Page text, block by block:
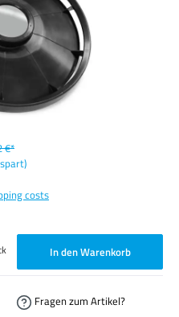
€*
costs
benutze die Schaltflächen um die Anzahl zu
In den Warenkorb
Fragen zum Artikel?